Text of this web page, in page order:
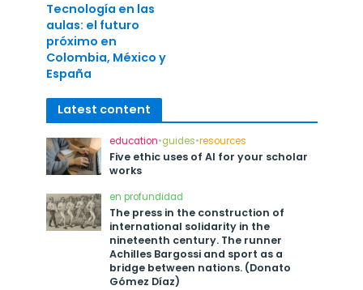
Tecnología en las
aulas: el futuro
próximo en
Colombia, México y
España
Latest content
education•guides•resources
Five ethic uses of AI for your scholar
works
en profundidad
The press in the construction of
international solidarity in the
nineteenth century. The runner
Achilles Bargossi and sport as a
bridge between nations. (Donato
Gómez Díaz)